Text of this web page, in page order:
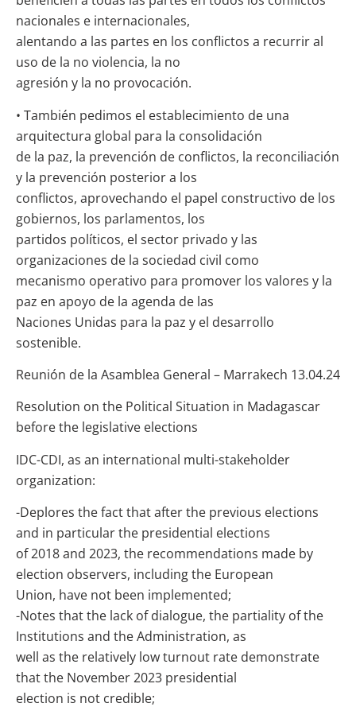
nacionales e internacionales,
alentando a las partes en los conflictos a recurrir al
uso de la no violencia, la no
agresión y la no provocación.
• También pedimos el establecimiento de una
arquitectura global para la consolidación
de la paz, la prevención de conflictos, la reconciliación
y la prevención posterior a los
conflictos, aprovechando el papel constructivo de los
gobiernos, los parlamentos, los
partidos políticos, el sector privado y las
organizaciones de la sociedad civil como
mecanismo operativo para promover los valores y la
paz en apoyo de la agenda de las
Naciones Unidas para la paz y el desarrollo
sostenible.
Reunión de la Asamblea General – Marrakech 13.04.24
Resolution on the Political Situation in Madagascar
before the legislative elections
IDC-CDI, as an international multi-stakeholder
organization:
-Deplores the fact that after the previous elections
and in particular the presidential elections
of 2018 and 2023, the recommendations made by
election observers, including the European
Union, have not been implemented;
-Notes that the lack of dialogue, the partiality of the
Institutions and the Administration, as
well as the relatively low turnout rate demonstrate
that the November 2023 presidential
election is not credible;